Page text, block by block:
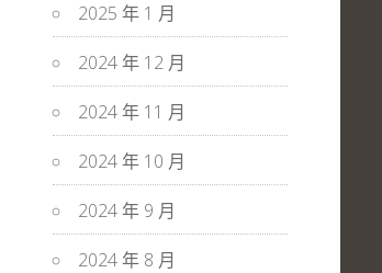
2025 年 1 月
2024 年 12 月
2024 年 11 月
2024 年 10 月
2024 年 9 月
2024 年 8 月